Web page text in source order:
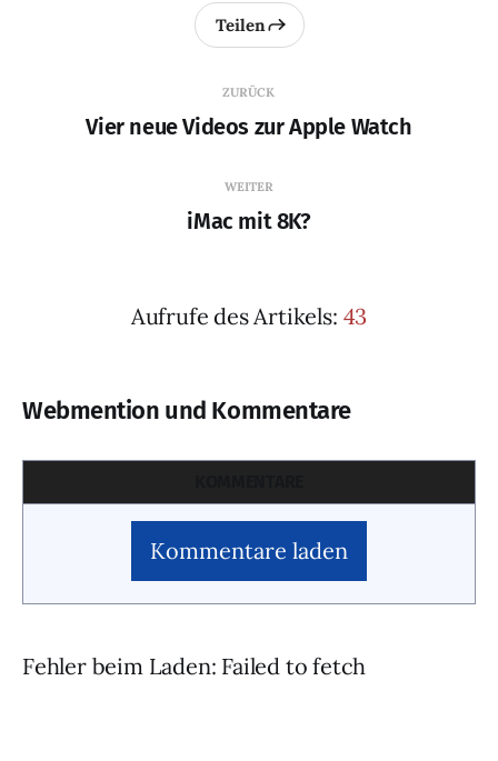
ZURÜCK
Vier neue Videos zur Apple Watch
Teilen
WEITER
iMac mit 8K?
Aufrufe des Artikels: 43
Webmention und Kommentare
Kommentare laden
Fehler beim Laden: Failed to fetch